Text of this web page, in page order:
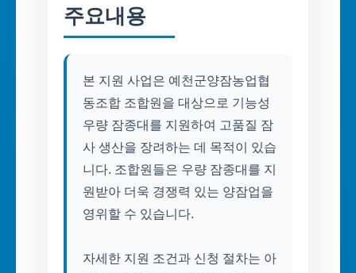
주요내용
본 지원 사업은 예천군양잠농업협
동조합 조합원을 대상으로 기능성
우량 잠종대를 지원하여 고품질 잠
사 생산을 장려하는 데 목적이 있습
니다. 조합원들은 우량 잠종대를 지
원받아 더욱 경쟁력 있는 양잠업을
영위할 수 있습니다.
자세한 지원 조건과 신청 절차는 아